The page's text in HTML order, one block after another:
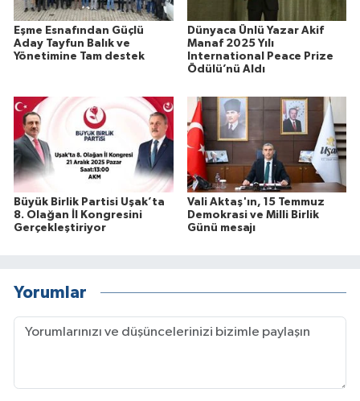
Eşme Esnafından Güçlü
Aday Tayfun Balık ve
Yönetimine Tam destek
Dünyaca Ünlü Yazar Akif
Manaf 2025 Yılı
International Peace Prize
Ödülü’nü Aldı
Büyük Birlik Partisi Uşak’ta
8. Olağan İl Kongresini
Gerçekleştiriyor
Vali Aktaş'ın, 15 Temmuz
Demokrasi ve Milli Birlik
Günü mesajı
Yorumlar